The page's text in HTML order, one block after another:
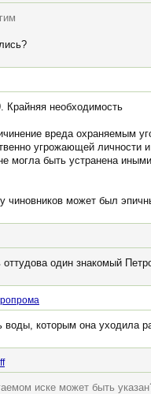
необходимость
вреда охраняемым
угрожающей
могла быть устранена
чиновников может был
один знакомый
воды, которым она уходила
иске может быть